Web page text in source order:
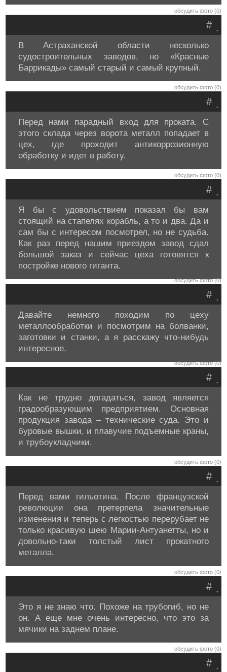
обсудить фото (0)
.
#
В Астраханской области несколько
судостроительных заводов, но «Красные
Баррикады» самый старый и самый крупный.
обсудить фото (0)
.
#
Перед нами парадный вход для проката. С
этого склада через ворота металл попадает в
цех, где проходит антикоррозионную
обработку и идет в работу.
обсудить фото (0)
.
#
Я бы с удовольствием показал бы вам
стоящий на стапелях корабль, а то и два. Да и
сам бы с интересом посмотрел, но не судьба.
Как раз перед нашим приездом завод сдал
большой заказ и сейчас цеха готовятся к
постройке нового гиганта.
обсудить фото (0)
.
#
Давайте немного походим по цеху
металлообработки и посмотрим на болванки,
заготовки и станки, а я расскажу что-нибудь
интересное.
обсудить фото (0)
.
#
Как не трудно догадаться, завод является
градообразующим предприятием. Основная
продукция завода – технические суда. Это и
буровые вышки, и плавучие подъемные краны,
и трубоукладчики.
обсудить фото (0)
.
#
Перед вами гильотина. После французской
революции она претерпела значительные
изменения и теперь с легкостью перерубает не
только красивую шею Марии-Антуанетты, но и
довольно-таки толстый лист прокатного
металла.
обсудить фото (0)
.
#
Это я не знаю что. Похоже на трубогиб, но не
он. А еще мне очень интересно, что это за
мячики на заднем плане.
обсудить фото (0)
.
#